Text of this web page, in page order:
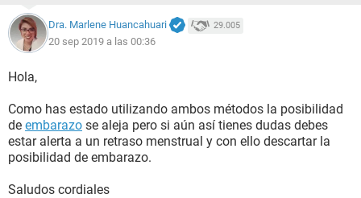
Dra. Marlene Huancahuari 29.005
20 sep 2019 a las 00:36
Hola,
Como has estado utilizando ambos métodos la posibilidad
de embarazo se aleja pero si aún así tienes dudas debes
estar alerta a un retraso menstrual y con ello descartar la
posibilidad de embarazo.
Saludos cordiales